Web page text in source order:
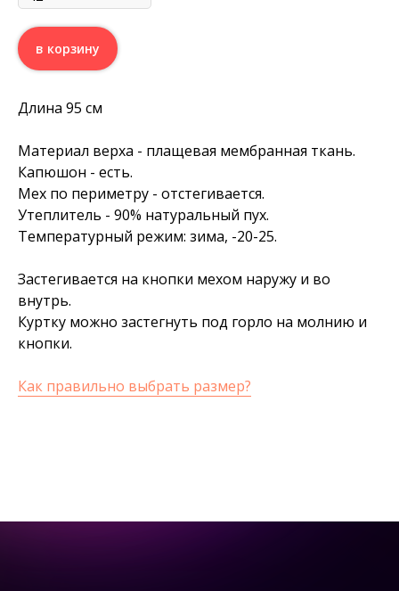
в корзину
Длина 95 см
Материал верха - плащевая мембранная ткань.
Капюшон - есть.
Мех по периметру - отстегивается.
Утеплитель - 90% натуральный пух.
Температурный режим: зима, -20-25.
Застегивается на кнопки мехом наружу и во
внутрь.
Куртку можно застегнуть под горло на молнию и
кнопки.
Как правильно выбрать размер?